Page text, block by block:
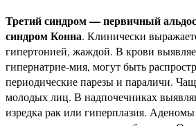
Третий синдром — первичный
синдром Конна. Клинически
гипертонией, жаждой. В крови
гипернатрие-мия, могут быть
периодические парезы и параличи.
молодых лиц. В надпочечниках
изредка рак или гиперплазия.